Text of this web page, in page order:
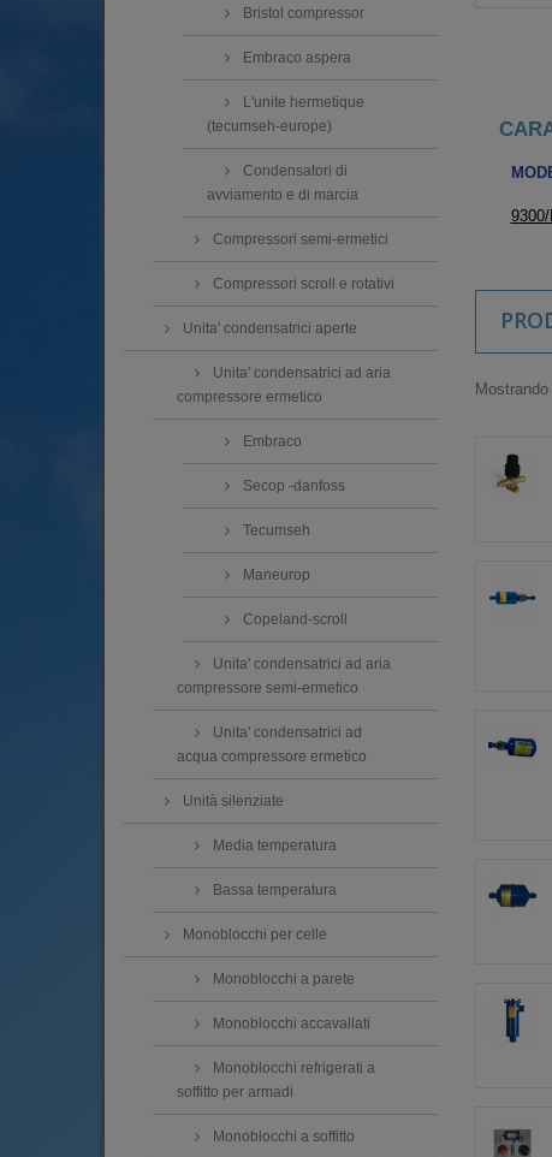
Bristol compressor
Embraco aspera
L'unite hermetique
(tecumseh-europe)
Condensatori di
avviamento e di marcia
Compressori semi-ermetici
Compressori scroll e rotativi
Unita' condensatrici aperte
Unita' condensatrici ad aria
compressore ermetico
Embraco
Secop -danfoss
Tecumseh
Maneurop
Copeland-scroll
Unita' condensatrici ad aria
compressore semi-ermetico
Unita' condensatrici ad
acqua compressore ermetico
Unità silenziate
Media temperatura
Bassa temperatura
Monoblocchi per celle
Monoblocchi a parete
Monoblocchi accavallati
Monoblocchi refrigerati a
soffitto per armadi
Monoblocchi a soffitto